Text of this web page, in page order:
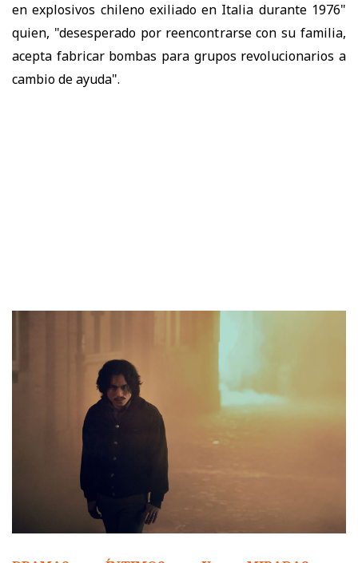
en explosivos chileno exiliado en Italia durante 1976"
quien, "desesperado por reencontrarse con su familia,
acepta fabricar bombas para grupos revolucionarios a
cambio de ayuda".